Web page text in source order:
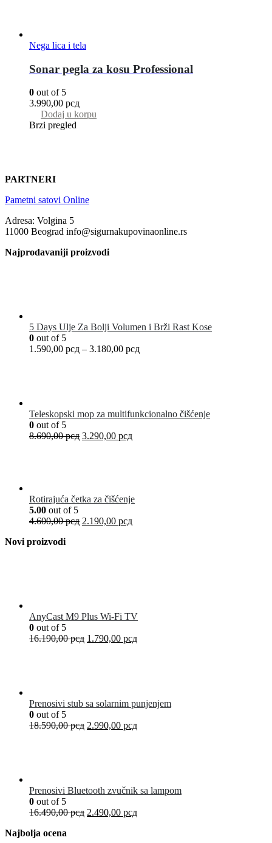
Nega lica i tela
Sonar pegla za kosu Professional
0 out of 5
3.990,00 рсд
Dodaj u korpu
Brzi pregled
PARTNERI
Pametni satovi Online
Adresa: Volgina 5
11000 Beograd info@sigurnakupovinaonline.rs
Najprodavaniji proizvodi
5 Days Ulje Za Bolji Volumen i Brži Rast Kose
0 out of 5
1.590,00 рсд – 3.180,00 рсд
Teleskopski mop za multifunkcionalno čišćenje
0 out of 5
8.690,00рсд 3.290,00 рсд
Rotirajuća četka za čišćenje
5.00 out of 5
4.600,00рсд 2.190,00 рсд
Novi proizvodi
AnyCast M9 Plus Wi-Fi TV
0 out of 5
16.190,00рсд 1.790,00 рсд
Prenosivi stub sa solarnim punjenjem
0 out of 5
18.590,00рсд 2.990,00 рсд
Prenosivi Bluetooth zvučnik sa lampom
0 out of 5
16.490,00рсд 2.490,00 рсд
Najbolja ocena